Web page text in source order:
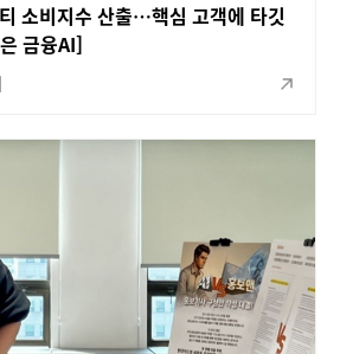
소비지수 산출…핵심 고객에 타깃
금융AI]